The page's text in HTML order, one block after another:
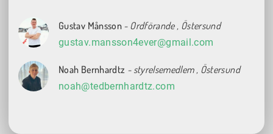
Gustav Månsson - Ordförande , Östersund
gustav.mansson4ever@gmail.com
Noah Bernhardtz - styrelsemedlem , Östersund
noah@tedbernhardtz.com